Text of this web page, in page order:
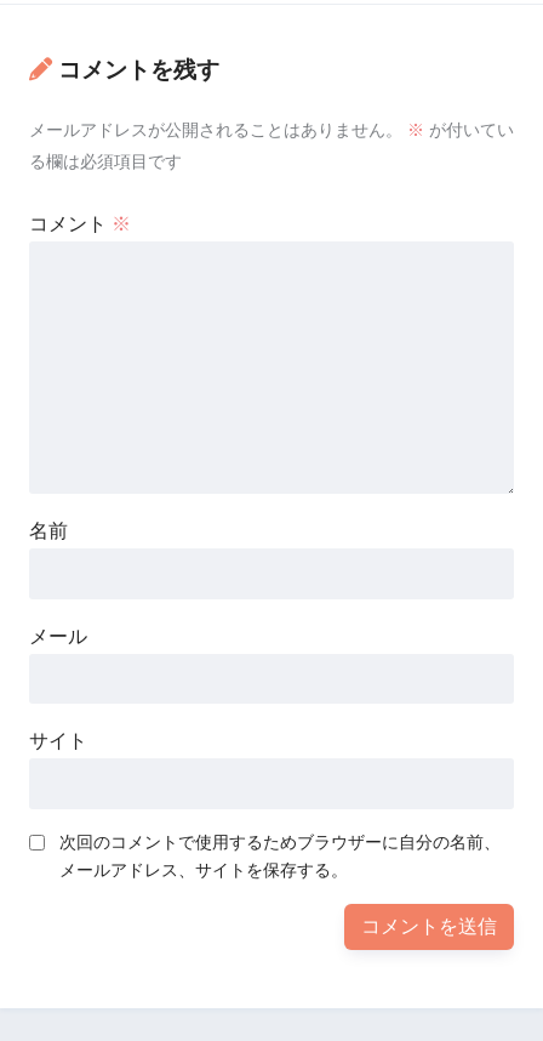
コメントを残す
メールアドレスが公開されることはありません。 ※ が付いてい
る欄は必須項目です
コメント ※
名前
メール
サイト
次回のコメントで使用するためブラウザーに自分の名前、
メールアドレス、サイトを保存する。